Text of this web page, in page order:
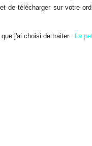
de télécharger sur votre
j'ai choisi de traiter : La